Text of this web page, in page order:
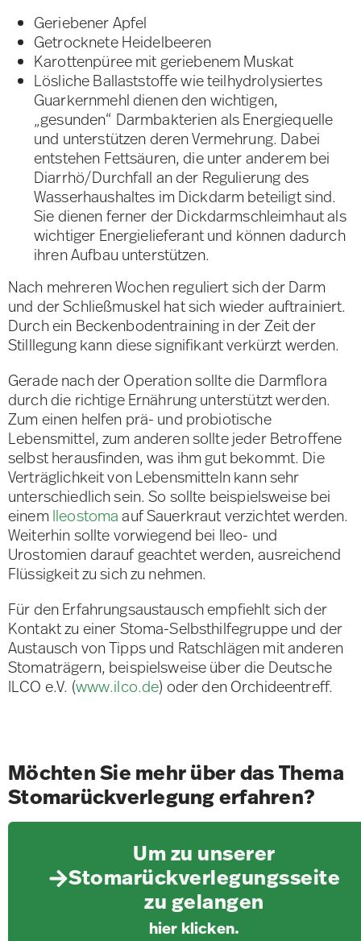
Geriebener Apfel
Getrocknete Heidelbeeren
Karottenpüree mit geriebenem Muskat
Lösliche Ballaststoffe wie teilhydrolysiertes
Guarkernmehl dienen den wichtigen,
„gesunden“ Darmbakterien als Energiequelle
und unterstützen deren Vermehrung. Dabei
entstehen Fettsäuren, die unter anderem bei
Diarrhö/Durchfall an der Regulierung des
Wasserhaushaltes im Dickdarm beteiligt sind.
Sie dienen ferner der Dickdarmschleimhaut als
wichtiger Energielieferant und können dadurch
ihren Aufbau unterstützen.
Nach mehreren Wochen reguliert sich der Darm
und der Schließmuskel hat sich wieder auftrainiert.
Durch ein Beckenbodentraining in der Zeit der
Stilllegung kann diese signifikant verkürzt werden.
Gerade nach der Operation sollte die Darmflora
durch die richtige Ernährung unterstützt werden.
Zum einen helfen prä- und probiotische
Lebensmittel, zum anderen sollte jeder Betroffene
selbst herausfinden, was ihm gut bekommt. Die
Verträglichkeit von Lebensmitteln kann sehr
unterschiedlich sein. So sollte beispielsweise bei
einem Ileostomaauf Sauerkraut verzichtet werden.
Weiterhin sollte vorwiegend bei Ileo- und
Urostomien darauf geachtet werden, ausreichend
Flüssigkeit zu sich zu nehmen.
Für den Erfahrungsaustausch empfiehlt sich der
Kontakt zu einer Stoma-Selbsthilfegruppe und der
Austausch von Tipps und Ratschlägen mit anderen
Stomaträgern, beispielsweise über die Deutsche
ILCO e.V. (www.ilco.de) oder den Orchideentreff.
Möchten Sie mehr über das Thema
Stomarückverlegung erfahren?
Um zu unserer
Stomarückverlegungsseite
zu gelangen
hier klicken.